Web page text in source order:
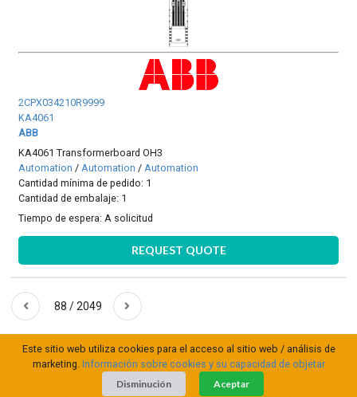
2CPX034210R9999
KA4061
ABB
KA4061 Transformerboard OH3
Automation /Automation /Automation
Cantidad mínima de pedido: 1
Cantidad de embalaje: 1
Tiempo de espera:A solicitud
REQUEST QUOTE
88 / 2049
Este sitio web utiliza cookies para el acceso al sitio web / análisis de
marketing. Información sobre cookies y su capacidad de objetar
Disminución
Aceptar